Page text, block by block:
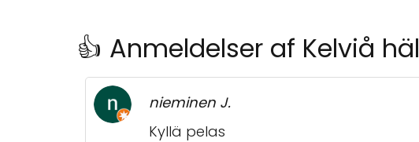
👍 Anmeldelser af Kelviå
nieminen J.
Kyllä pelas